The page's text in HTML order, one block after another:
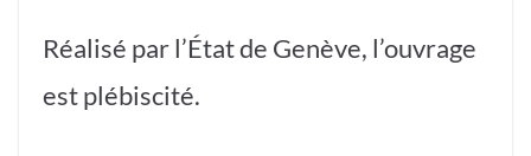
Réalisé par l’État de Genève, l’ouvrage
est plébiscité.